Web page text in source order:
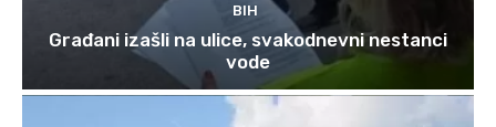
BIH
Građani izašli na ulice, svakodnevni nestanci
vode